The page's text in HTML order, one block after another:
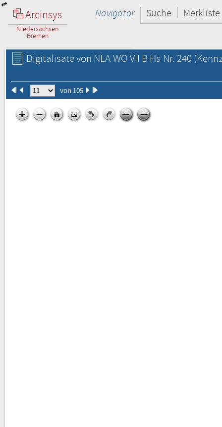
Arcinsys
Niedersachsen
Bremen
Navigator Suche Merkliste
Digitalisate von NLA WO VII B Hs Nr. 240
von 105